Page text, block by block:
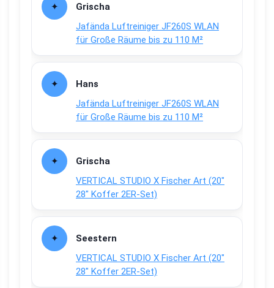
Grischa
Jafända Luftreiniger JF260S WLAN
für Große Räume bis zu 110 M²
Hans
Jafända Luftreiniger JF260S WLAN
für Große Räume bis zu 110 M²
Grischa
VERTICAL STUDIO X Fischer Art (20″
28″ Koffer 2ER-Set)
Seestern
VERTICAL STUDIO X Fischer Art (20″
28″ Koffer 2ER-Set)